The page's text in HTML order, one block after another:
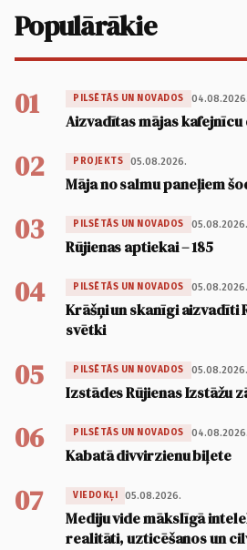
Populārākie
01 PILSĒTĀS UN NOVADOS 04.08.2026.
Aizvadītas mājas kafejnīcu
02 PROJEKTS 05.08.2026.
Māja no salmu paneļiem
03 PILSĒTĀS UN NOVADOS 05.08.2026.
Rūjienas aptiekai – 185
04 PILSĒTĀS UN NOVADOS 05.08.2026.
Krāšņi un skanīgi aizvadīti
svētki
05 PILSĒTĀS UN NOVADOS 05.08.2026.
Izstādes Rūjienas Izstāžu
06 PILSĒTĀS UN NOVADOS 04.08.2026.
Kabatā divvirzienu biļete
07 VIEDOKĻI 05.08.2026.
Mediju vide mākslīgā
realitāti, uzticēšanos un